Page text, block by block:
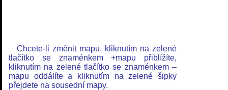
Chcete-li změnit mapu, kliknutím na zelené
tlačítko se znaménkem +mapu přiblížíte,
kliknutím na zelené tlačítko se znaménkem –
mapu oddálíte a kliknutím na zelené šipky
přejdete na sousední mapy.